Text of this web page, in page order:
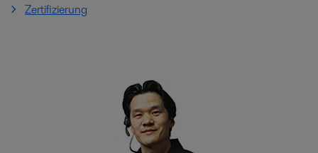
Zertifizierung